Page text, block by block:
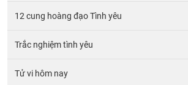
12 cung hoàng đạo Tình yêu
Trắc nghiệm tình yêu
Tử vi hôm nay